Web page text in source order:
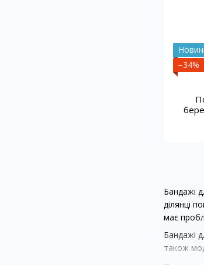
Бандажі
ділянці
має
Бандажі
також
−34%